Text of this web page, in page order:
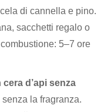
di cannella e pino.
sacchetti regalo o
5–7 ore
d’api senza
la fragranza.